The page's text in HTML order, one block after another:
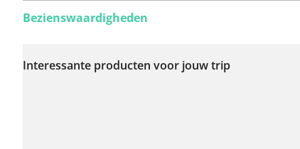
problemen op deze
Bezienswaardigheden
Interessante producten voor jouw trip